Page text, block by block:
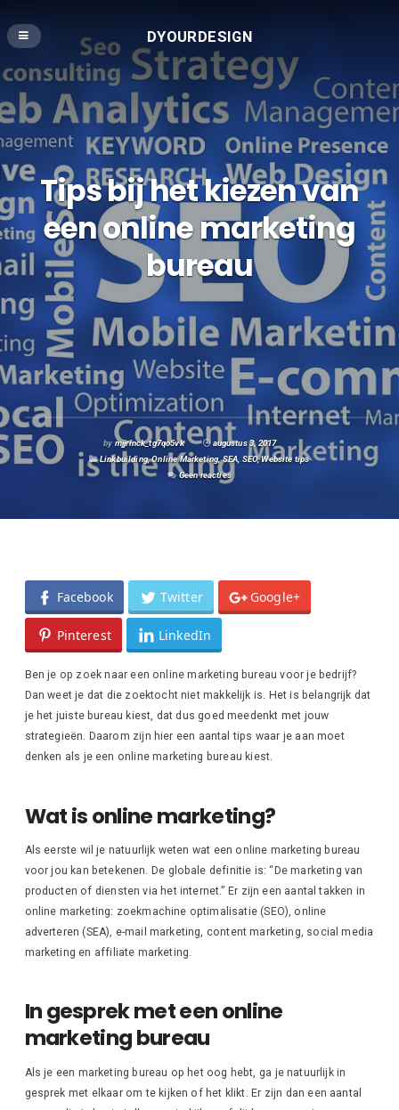
DYOURDESIGN
Tips bij het kiezen van
een online marketing
bureau
by mjjrinck_tg7qo5vk
augustus 3, 2017
Linkbuilding,Online Marketing,SEA SEO,Website tips
Geen reacties
Facebook Twitter Google+
Pinterest LinkedIn
Ben je op zoek naar een online marketing bureau voor je bedrijf?
Dan weet je dat die zoektocht niet makkelijk is. Het is belangrijk dat
je het juiste bureau kiest, dat dus goed meedenkt met jouw
strategieën. Daarom zijn hier een aantal tips waar je aan moet
denken als je een online marketing bureau kiest.
Wat is online marketing?
Als eerste wil je natuurlijk weten wat een online marketing bureau
voor jou kan betekenen. De globale definitie is: “De marketing van
producten of diensten via het internet.” Er zijn een aantal takken in
online marketing: zoekmachine optimalisatie (SEO), online
adverteren (SEA), e-mail marketing, content marketing, social media
marketing en affiliate marketing.
In gesprek met een online
marketing bureau
Als je een marketing bureau op het oog hebt, ga je natuurlijk in
gesprek met elkaar om te kijken of het klikt. Er zijn dan een aantal